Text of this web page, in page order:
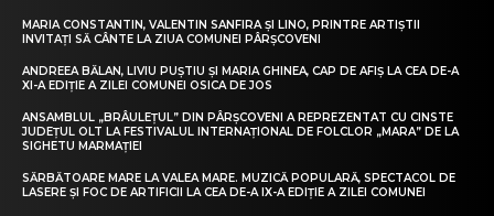
MARIA CONSTANTIN, VALENTIN SANFIRA ȘI LINO, PRINTRE ARTIȘTII
INVITAȚI SĂ CÂNTE LA ZIUA COMUNEI PÂRȘCOVENI
ANDREEA BĂLAN, LIVIU PUȘTIU ȘI MARIA GHINEA, CAP DE AFIȘ LA CEA DE-A
XI-A EDIȚIE A ZILEI COMUNEI OSICA DE JOS
ANSAMBLUL „BRÂULEȚUL” DIN PÂRȘCOVENI A REPREZENTAT CU CINSTE
JUDEȚUL OLT LA FESTIVALUL INTERNAȚIONAL DE FOLCLOR „MARA” DE LA
SIGHETU MARMAȚIEI
SĂRBĂTOARE MARE LA VALEA MARE. MUZICĂ POPULARĂ, SPECTACOL DE
LASERE ȘI FOC DE ARTIFICII LA CEA DE-A IX-A EDIȚIE A ZILEI COMUNEI